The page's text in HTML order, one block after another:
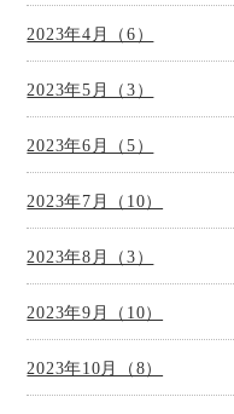
2023年4月（6）
2023年5月（3）
2023年6月（5）
2023年7月（10）
2023年8月（3）
2023年9月（10）
2023年10月（8）